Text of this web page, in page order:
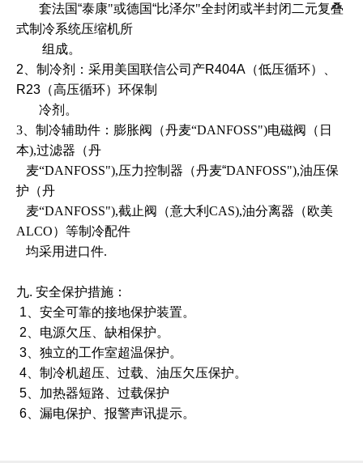
套法国“泰康"或德国“比泽尔"全封闭或半封闭二元复叠
式制冷系统压缩机所
组成。
2、制冷剂：采用美国联信公司产R404A（低压循环）、
R23（高压循环）环保制
冷剂。
3、制冷辅助件：膨胀阀（丹麦“DANFOSS")电磁阀（日
本),过滤器（丹
麦“DANFOSS"),压力控制器 （丹麦“DANFOSS"),油压保
护（丹
麦“DANFOSS"),截止阀（意大利CAS),油分离器（欧美
ALCO）等制冷配件
均采用进口件.
九. 安全保护措施：
1、安全可靠的接地保护装置。
2、电源欠压、缺相保护。
3、独立的工作室超温保护。
4、制冷机超压、过载、油压欠压保护。
5、加热器短路、过载保护
6、漏电保护、报警声讯提示。